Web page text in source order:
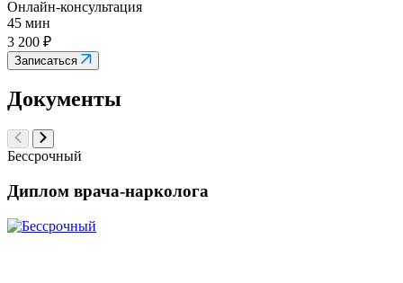
Онлайн-консультация
45 мин
3 200 ₽
Записаться
Документы
Бессрочный
Диплом врача-нарколога